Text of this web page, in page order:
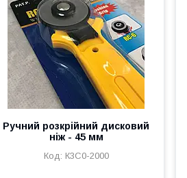
Ручний розкрійний дисковий
ніж - 45 мм
К3С0-2000